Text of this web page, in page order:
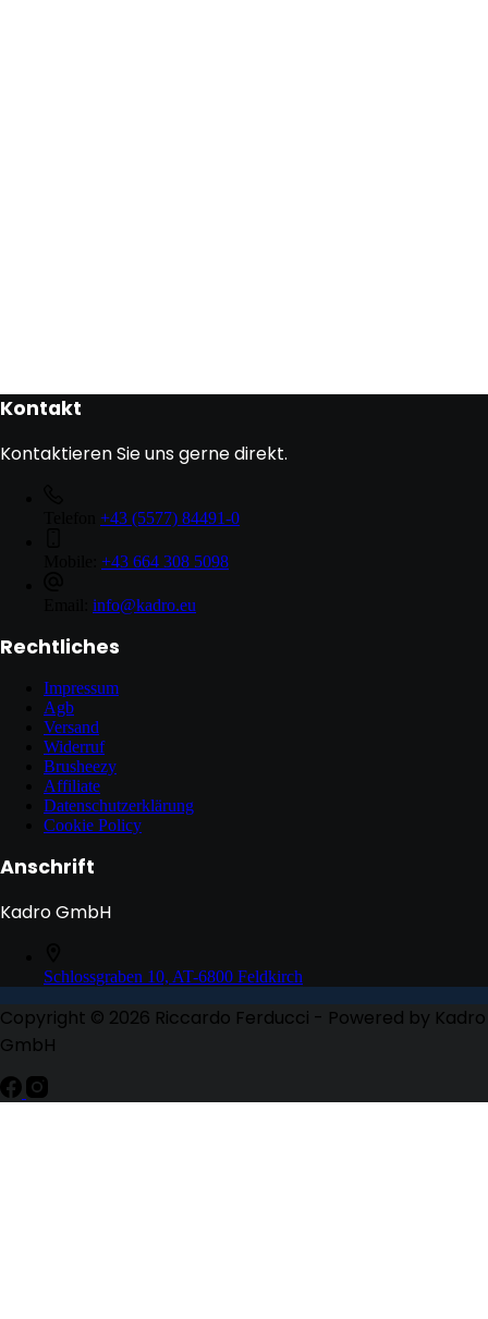
Kontakt
Kontaktieren Sie uns gerne direkt.
+43 (5577) 84491-0
+43 664 308 5098
info@kadro.eu
Rechtliches
Impressum
Agb
Versand
Widerruf
Brusheezy
Affiliate
Datenschutzerklärung
Cookie Policy
Anschrift
Kadro GmbH
Schlossgraben 10, AT-6800 Feldkirch
Copyright © 2026 Riccardo Ferducci - Powered by Kadro
GmbH